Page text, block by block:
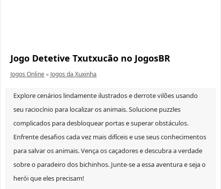
Jogo Detetive Txutxucão no JogosBR
Jogos Online» Jogos da Xuxinha
Explore cenários lindamente ilustrados e derrote vilões usando
seu raciocínio para localizar os animais. Solucione puzzles
complicados para desbloquear portas e superar obstáculos.
Enfrente desafios cada vez mais difíceis e use seus conhecimentos
para salvar os animais. Vença os caçadores e descubra a verdade
sobre o paradeiro dos bichinhos. Junte-se a essa aventura e seja o
herói que eles precisam!